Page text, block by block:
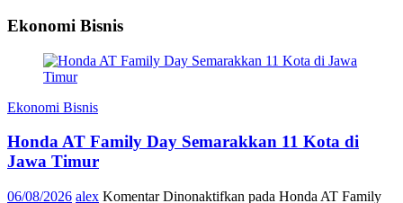
Ekonomi Bisnis
Ekonomi Bisnis
Honda AT Family Day Semarakkan 11 Kota di
Jawa Timur
06/08/2026 alex Komentar Dinonaktifkan pada Honda AT Family